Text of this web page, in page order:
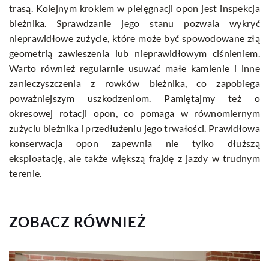
trasą. Kolejnym krokiem w pielęgnacji opon jest inspekcja
bieżnika. Sprawdzanie jego stanu pozwala wykryć
nieprawidłowe zużycie, które może być spowodowane złą
geometrią zawieszenia lub nieprawidłowym ciśnieniem.
Warto również regularnie usuwać małe kamienie i inne
zanieczyszczenia z rowków bieżnika, co zapobiega
poważniejszym uszkodzeniom. Pamiętajmy też o
okresowej rotacji opon, co pomaga w równomiernym
zużyciu bieżnika i przedłużeniu jego trwałości. Prawidłowa
konserwacja opon zapewnia nie tylko dłuższą
eksploatację, ale także większą frajdę z jazdy w trudnym
terenie.
ZOBACZ RÓWNIEŻ